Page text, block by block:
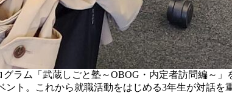
ラム「武蔵しごと塾～OBOG・内定者訪問編～」
ト。これから就職活動をはじめる3年生が対話を